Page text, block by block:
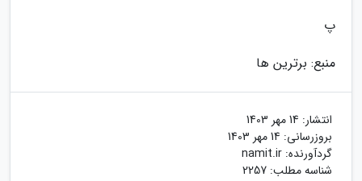
پ
منبع: برترین ها
انتشار: 14 مهر 1403
بروزرسانی: 14 مهر 1403
گردآورنده: namit.ir
شناسه مطلب: 2257